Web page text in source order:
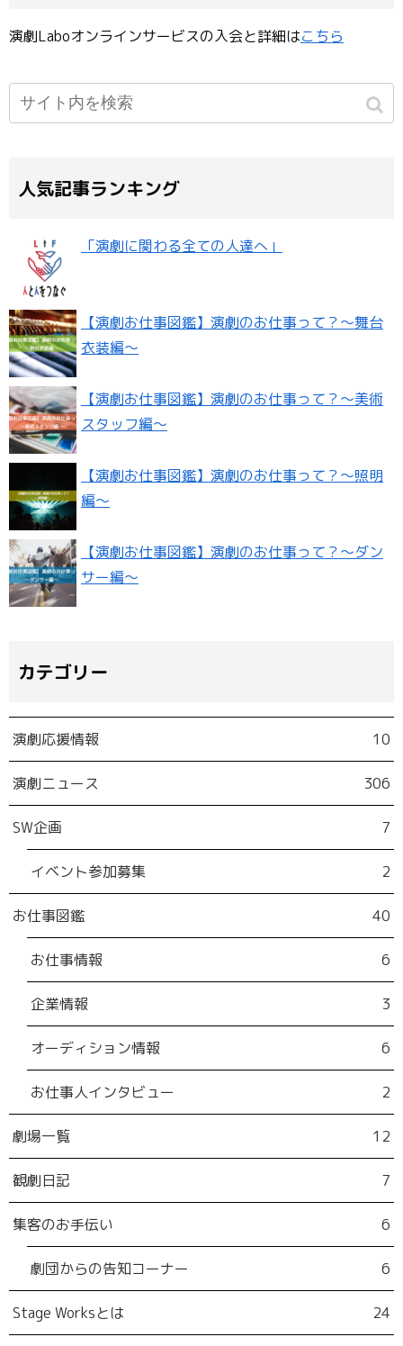
演劇Laboオンラインサービスの入会と詳細はこちら
人気記事ランキング
「演劇に関わる全ての人達へ」
【演劇お仕事図鑑】演劇のお仕事って？〜舞台
衣装編〜
【演劇お仕事図鑑】演劇のお仕事って？〜美術
スタッフ編〜
【演劇お仕事図鑑】演劇のお仕事って？〜照明
編〜
【演劇お仕事図鑑】演劇のお仕事って？〜ダン
サー編〜
カテゴリー
演劇応援情報 10
演劇ニュース 306
SW企画 7
イベント参加募集 2
お仕事図鑑 40
お仕事情報 6
企業情報 3
オーディション情報 6
お仕事人インタビュー 2
劇場一覧 12
観劇日記 7
集客のお手伝い 6
劇団からの告知コーナー 6
Stage Worksとは 24